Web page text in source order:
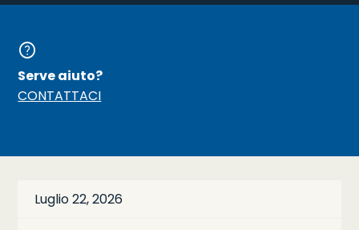
help
Serve aiuto?
CONTATTACI
Luglio 22, 2026